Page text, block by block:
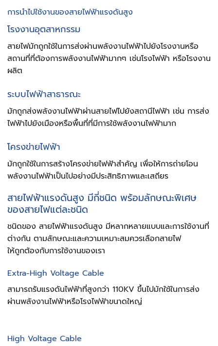
การนำไปใช้งานของสายไฟฟ้าแรงดันสูง
โรงงานอุตสาหกรรม
สายไฟมักถูกใช้ในการส่งผ่านพลังงานไฟฟ้าไปยังโรงงานหรือ
สถานที่ที่ต้องการพลังงานไฟฟ้ามากๆ เช่นโรงไฟฟ้า หรือโรงงาน
ผลิต
ระบบไฟฟ้าสาธารณะ
มักถูกส่งพลังงานไฟฟ้าผ่านสายไฟไปยังสถานีไฟฟ้า เช่น การส่ง
ไฟฟ้าไปยังเมืองหรือพื้นที่ที่มีการใช้พลังงานไฟฟ้ามาก
โครงข่ายไฟฟ้า
มักถูกใช้ในการสร้างโครงข่ายไฟฟ้าสำคัญ เพื่อให้การถ่ายโอน
พลังงานไฟฟ้าเป็นไปอย่างมีประสิทธิภาพและเสถียร
สายไฟฟ้าแรงดันสูง มีกี่ชนิด พร้อมลักษณะพิเศษ
ของสายไฟแต่ละชนิด
ชนิดของ สายไฟฟ้าแรงดันสูง มีหลากหลายแบบและการใช้งานที่
ต่างกัน ตามลักษณะและความเหมาะสมควรเลือกสายไฟ
ให้ถูกต้องกับการใช้งานของเรา
Extra-High Voltage Cable
สามารถรับแรงดันไฟฟ้าที่สูงกว่า 110KV ขึ้นไปมักใช้ในการส่ง
ผ่านพลังงานไฟฟ้าหรือโรงไฟฟ้าขนาดใหญ่
High Voltage Cable